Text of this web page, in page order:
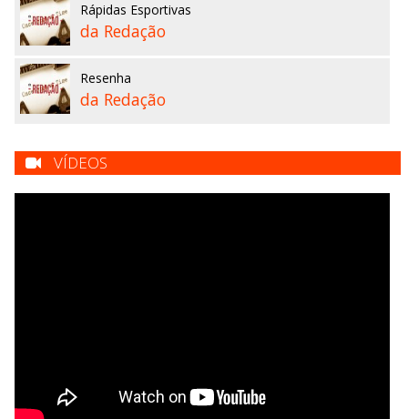
Rápidas Esportivas
da Redação
Resenha
da Redação
VÍDEOS